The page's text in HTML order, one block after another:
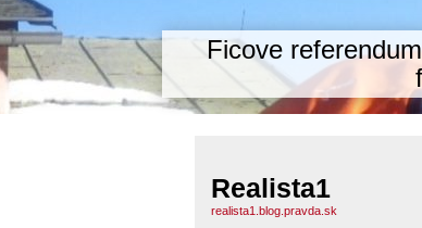
Ficove
Realista1
realista1.blog.pravda.sk